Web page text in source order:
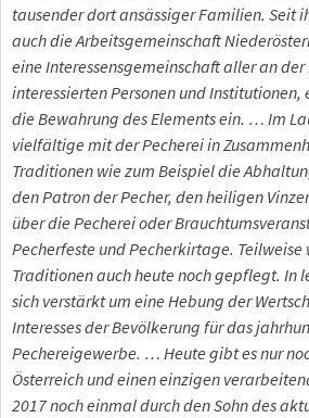
tausender dort ansässiger Familien. Seit
auch die Arbeitsgemeinschaft
eine Interessensgemeinschaft aller an
interessierten Personen und
die Bewahrung des Elements ein. … Im
vielfältige mit der Pecherei in
Traditionen wie zum Beispiel die
den Patron der Pecher, den heiligen
über die Pecherei oder
Pecherfeste und Pecherkirtage. Teilweise
Traditionen auch heute noch gepflegt. In
sich verstärkt um eine Hebung der
Interesses der Bevölkerung für das
Pechereigewerbe. … Heute gibt es nur
Österreich und einen einzigen
2017 noch einmal durch den Sohn des